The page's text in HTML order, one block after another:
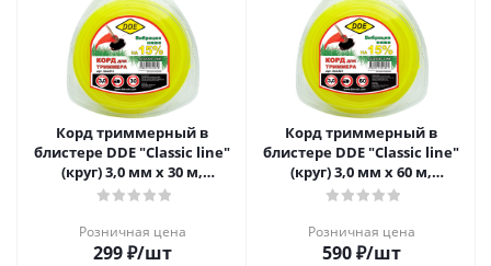
Корд триммерный в
блистере DDE "Classic line"
(круг) 3,0 мм х 30 м,
желтый
Розничная цена
299₽/шт
Корд триммерный в
блистере DDE "Classic line"
(круг) 3,0 мм х 60 м,
желтый
Розничная цена
590₽/шт